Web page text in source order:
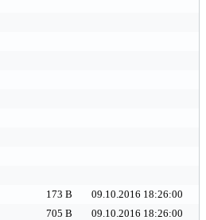
173 B
09.10.2016 18:26:00
705 B
09.10.2016 18:26:00